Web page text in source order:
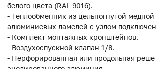
белого цвета (RAL 9016).
- Теплообменник из цельногнутой
алюминиевых ламелей с узлом
- Комплект монтажных кронштейнов.
- Воздухоспускной клапан 1/8.
- Перфорированная или продольная